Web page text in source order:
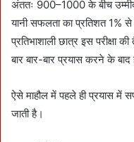
अंततः 900–1000 के बीच
यानी सफलता का प्रतिशत 1%
प्रतिभाशाली छात्र इस
बार बार-बार प्रयास करने के
ऐसे माहौल में पहले ही प्रयास में
जाती है।